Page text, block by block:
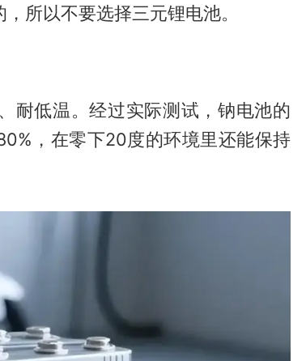
所以不要选择三元锂电池。
耐低温。经过实际测试，钠电池的
，在零下20度的环境里还能保持